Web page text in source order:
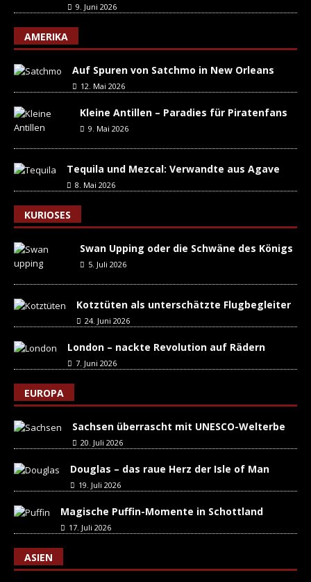
9. Juni 2026
AMERIKA
Auf Spuren von Satchmo in New Orleans
12. Mai 2026
Kleine Antillen – Paradies für Piratenfans
9. Mai 2026
Tequila und Mezcal: Verwandte aus Agave
8. Mai 2026
KURIOSES
Swan Upping oder die Schwäne des Königs
5. Juli 2026
Kotztüten als unterschätzte Flugbegleiter
24. Juni 2026
London – nackte Revolution auf Rädern
7. Juni 2026
EUROPA
Sachsen überrascht mit UNESCO-Welterbe
20. Juli 2026
Douglas – das raue Herz der Isle of Man
19. Juli 2026
Magische Puffin-Momente in Schottland
17. Juli 2026
ASIEN